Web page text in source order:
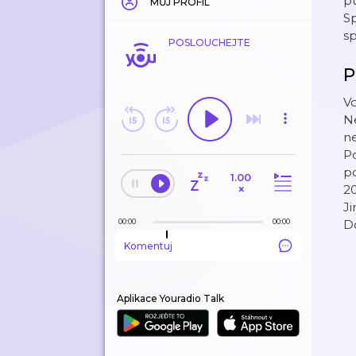
POSLOUCHEJTE
1.00
×
00:00 00:00
Komentuj
Aplikace Youradio Talk